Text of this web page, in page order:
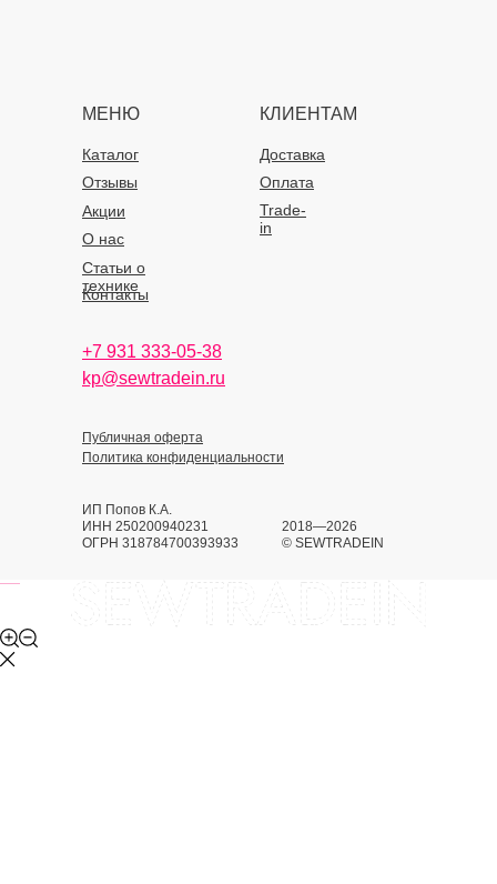
МЕНЮ КЛИЕНТАМ
Каталог
О нас
Доставка
Статьи о
технике
Оплата
Отзывы
Акции
Контакты
Trade-
in
+7 931 333-05-38
kp@sewtradein.ru
ИП Попов К.А.
ИНН 250200940231
ОГРН 318784700393933
Политика конфиденциальности
Публичная оферта
2018—2026
© SEWTRADEIN